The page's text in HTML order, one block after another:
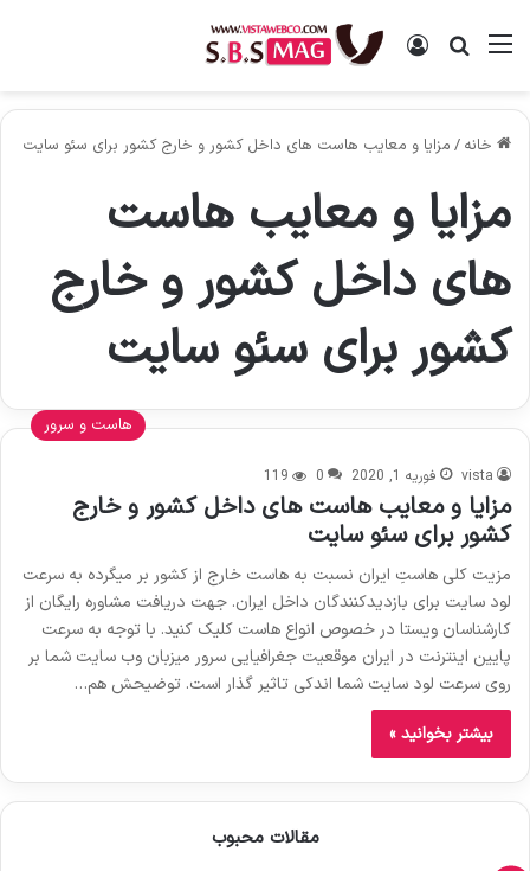
منو جستجو برای
ورود
خانه / مزایا و معایب هاست های داخل کشور و خارج کشور برای سئو سایت
مزایا و معایب هاست
های داخل کشور و خارج
کشور برای سئو سایت
هاست و سرور
vista فوریه 1, 2020 0
119
مزایا و معایب هاست های داخل کشور و خارج
کشور برای سئو سایت
مزیت کلی هاستِ ایران نسبت به هاست خارج از کشور بر میگرده به سرعت
لود سایت برای بازدیدکنندگان داخل ایران. جهت دریافت مشاوره رایگان از
کارشناسان ویستا در خصوص انواع هاست کلیک کنید. با توجه به سرعت
پایین اینترنت در ایران موقعیت جغرافیایی سرور میزبان وب سایت شما بر
روی سرعت لود سایت شما اندکی تاثیر گذار است. توضیحش هم…
بیشتر بخوانید »
مقالات محبوب